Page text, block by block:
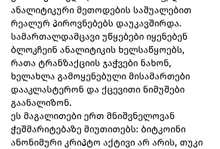
ანალიტიკური მეთოდების საშუალებით
რეალურ პიროვნებებს დაუკავშირდა.
სამართალდამცავი უწყებები იყენებენ
ბლოკჩეინ ანალიტიკის ხელსაწყოებს,
რათა ტრანზაქციის ჯაჭვები ნახონ,
ხელახლა გამოყენებული მისამართები
დააკლასტერონ და ქცევითი ნიმუშები
გაანალიზონ.
ეს მაგალითები ერთ მნიშვნელოვან
ჭეშმარიტებაზე მიუთითებს: ბიტკოინი
ანონიმური კრიპტო აქტივი არ არის, თუკი